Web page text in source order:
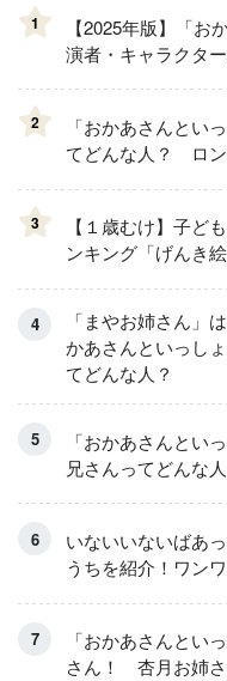
1
【2025年版】「お
演者・キャラクタ
2
「おかあさんとい
てどんな人？ ロ
3
【１歳むけ】子ど
ンキング「げんき
「まやお姉さん」
かあさんといっし
てどんな人？
「おかあさんとい
兄さんってどんな
いないいないばあ
うちを紹介！ワン
「おかあさんとい
さん！ 杏月お姉